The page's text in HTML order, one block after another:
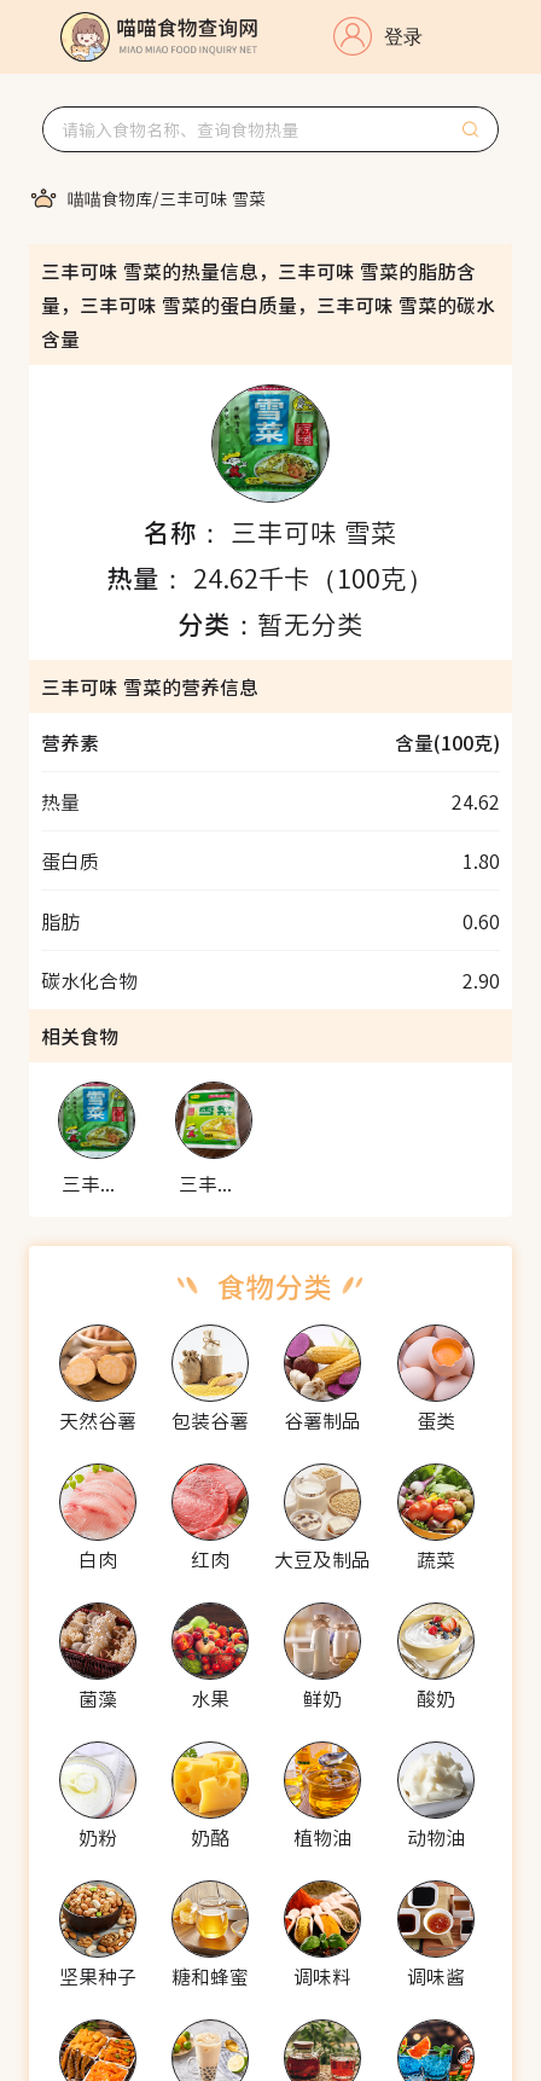
登录
喵喵食物库/三丰可味 雪菜
三丰可味 雪菜的热量信息，三丰可味 雪菜的脂肪含
量，三丰可味 雪菜的蛋白质量，三丰可味 雪菜的碳水
含量
名称： 三丰可味 雪菜
热量： 24.62千卡（100克）
分类： 暂无分类
三丰可味 雪菜的营养信息
营养素
含量(100克)
热量 24.62
蛋白质 1.80
脂肪 0.60
碳水化合物
2.90
相关食物
三丰可味 雪菜 三丰可味 雪菜
天然谷薯 包装谷薯 谷薯制品 蛋类
白肉 红肉 大豆及制品 蔬菜
菌藻 水果 鲜奶 酸奶
奶粉 奶酪 植物油 动物油
坚果种子 糖和蜂蜜 调味料 调味酱